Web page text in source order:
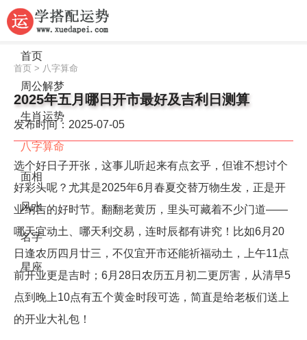
首页
周公解梦
生肖运势
八字算命
面相
风水
名字
星座
首页 > 八字算命
2025年五月哪日开市最好及吉利日测算
发布时间：2025-07-05
选个好日子开张，这事儿听起来有点玄乎，但谁不想讨个
好彩头呢？尤其是2025年6月春夏交替万物生发，正是开
业纳吉的好时节。翻翻老黄历，里头可藏着不少门道——
哪天宜动土、哪天利交易，连时辰都有讲究！比如6月20
日逢农历四月廿三，不仅宜开市还能祈福动土，上午11点
前开业更是吉时；6月28日农历五月初二更厉害，从清早5
点到晚上10点有五个黄金时段可选，简直是给老板们送上
的开业大礼包！